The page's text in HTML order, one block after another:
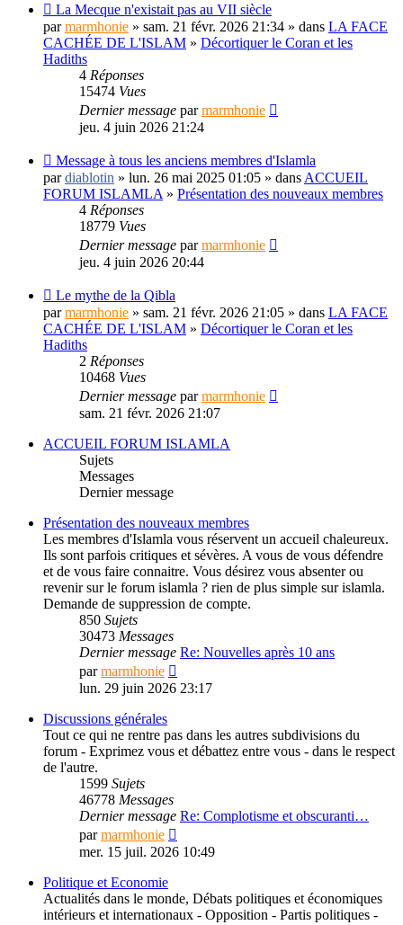
La Mecque n'existait pas au VII siècle
parmarmhonie » sam. 21 févr. 2026 21:34 » dans LA FACE
CACHÉE DE L'ISLAM » Décortiquer le Coran et les
Hadiths
4 Réponses
15474 Vues
Dernier message parmarmhonie
jeu. 4 juin 2026 21:24
Message à tous les anciens membres d'Islamla
pardiablotin » lun. 26 mai 2025 01:05 » dans ACCUEIL
FORUM ISLAMLA » Présentation des nouveaux membres
4 Réponses
18779 Vues
Dernier message parmarmhonie
jeu. 4 juin 2026 20:44
Le mythe de la Qibla
parmarmhonie » sam. 21 févr. 2026 21:05 » dans LA FACE
CACHÉE DE L'ISLAM » Décortiquer le Coran et les
Hadiths
2 Réponses
10468 Vues
Dernier message parmarmhonie
sam. 21 févr. 2026 21:07
ACCUEIL FORUM ISLAMLA
Sujets
Messages
Dernier message
Présentation des nouveaux membres
Les membres d'Islamla vous réservent un accueil chaleureux.
Ils sont parfois critiques et sévères. A vous de vous défendre
et de vous faire connaitre. Vous désirez vous absenter ou
revenir sur le forum islamla ? rien de plus simple sur islamla.
Demande de suppression de compte.
850 Sujets
30473 Messages
Dernier message Re: Nouvelles après 10 ans
parmarmhonie
le
lun. 29 juin 2026 23:17
Discussions générales
Tout ce qui ne rentre pas dans les autres subdivisions du
forum - Exprimez vous et débattez entre vous - dans le respect
de l'autre.
1599 Sujets
46778 Messages
Dernier message Re: Complotisme et obscuranti…
parmarmhonie
le
mer. 15 juil. 2026 10:49
Politique et Economie
Actualités dans le monde, Débats politiques et économiques
intérieurs et internationaux - Opposition - Partis politiques -